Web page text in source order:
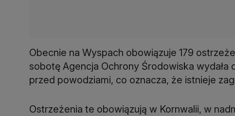
Obecnie na Wyspach obowiązuje 179
sobotę Agencja Ochrony Środowiska
przed powodziami, co oznacza, że istnieje
Ostrzeżenia te obowiązują w Kornwalii, w